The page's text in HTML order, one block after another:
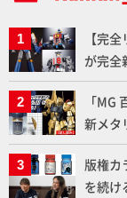
【完
が完全
下ろし
ト」
「
新メタ
りに!!
版権カ
を続け